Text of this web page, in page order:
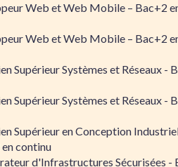
Web et Web Mobile – Bac+2
Web et Web Mobile – Bac+2
Supérieur Systèmes et Réseaux -
Supérieur Systèmes et Réseaux -
Supérieur en Conception
continu
d'Infrastructures Sécurisées -